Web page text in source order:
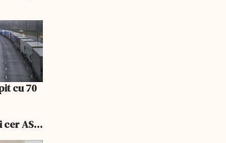
cu 70
ASF